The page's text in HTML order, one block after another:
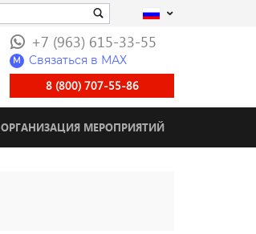
+7 (963) 615-33-55
M Связаться в МАХ
8 (800) 707-55-86
ОРГАНИЗАЦИЯ МЕРОПРИЯТИЙ